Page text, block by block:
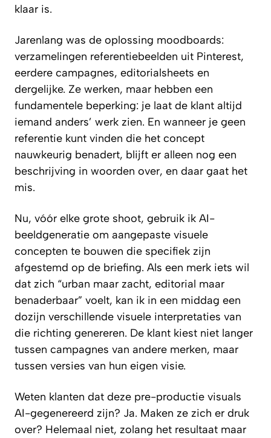
klaar is.
Jarenlang was de oplossing moodboards:
verzamelingen referentiebeelden uit Pinterest,
eerdere campagnes, editorialsheets en
dergelijke. Ze werken, maar hebben een
fundamentele beperking: je laat de klant altijd
iemand anders’ werk zien. En wanneer je geen
referentie kunt vinden die het concept
nauwkeurig benadert, blijft er alleen nog een
beschrijving in woorden over, en daar gaat het
mis.
Nu, vóór elke grote shoot, gebruik ik AI-
beeldgeneratie om aangepaste visuele
concepten te bouwen die specifiek zijn
afgestemd op de briefing. Als een merk iets wil
dat zich “urban maar zacht, editorial maar
benaderbaar” voelt, kan ik in een middag een
dozijn verschillende visuele interpretaties van
die richting genereren. De klant kiest niet langer
tussen campagnes van andere merken, maar
tussen versies van hun eigen visie.
Weten klanten dat deze pre-productie visuals
AI-gegenereerd zijn? Ja. Maken ze zich er druk
over? Helemaal niet, zolang het resultaat maar